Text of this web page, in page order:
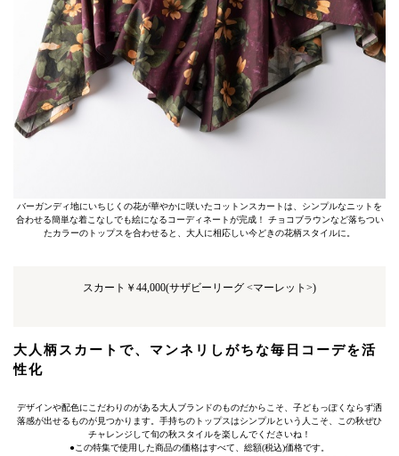
バーガンディ地にいちじくの花が華やかに咲いたコットンスカートは、シンプルなニットを
合わせる簡単な着こなしでも絵になるコーディネートが完成！ チョコブラウンなど落ちつい
たカラーのトップスを合わせると、大人に相応しい今どきの花柄スタイルに。
スカート￥44,000(サザビーリーグ <マーレット>)
大人柄スカートで、マンネリしがちな毎日コーデを活
性化
デザインや配色にこだわりのがある大人ブランドのものだからこそ、子どもっぽくならず洒
落感が出せるものが見つかります。手持ちのトップスはシンプルという人こそ、この秋ぜひ
チャレンジして旬の秋スタイルを楽しんでくださいね！
●この特集で使用した商品の価格はすべて、総額(税込)価格です。